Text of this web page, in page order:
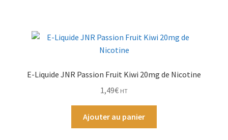
E-Liquide JNR Passion Fruit Kiwi 20mg de Nicotine
1,49€ HT
Ajouter au panier